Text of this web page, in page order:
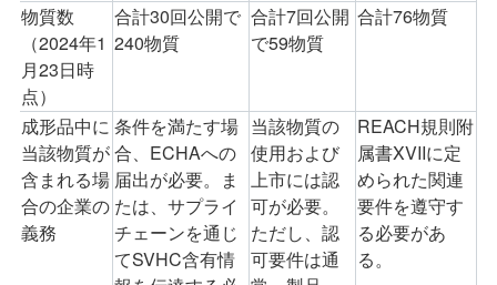
物質数
（2024年1
月23日時
点）
合計30回公開で
240物質
合計7回公開
で59物質
合計76物質
成形品中に
当該物質が
含まれる場
合の企業の
義務
条件を満たす場
合、 ECHAへの
届出が必要。ま
たは、サプライ
チェーンを通じ
てSVHC含有情
当該物質の
使用および
上市には認
可が必要。
ただし、認
可要件は通
REACH規則附
属書XVIIに定
められた関連
要件を遵守す
る必要があ
る。